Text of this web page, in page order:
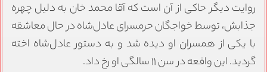
روایت دیگر حاکی از آن است که آقا محمد خان به دلیل چهره
جذابش، توسط خواجگان حرمسرای عادل‌شاه در حال معاشقه
با یکی از همسران او دیده شد و به دستور عادل‌شاه اخته
گردید. این واقعه در سن ۱۱ سالگی او رخ داد.